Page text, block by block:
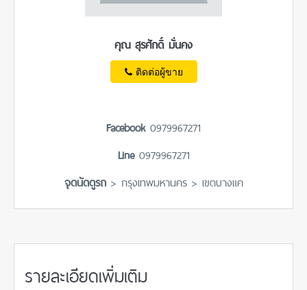
คุณ สุรศักดิ์ มั่นคง
ติดต่อผู้ขาย
Facebook0979967271
Line0979967271
จุดนัดดูรถ> กรุงเทพมหานคร > เขตบางแค
รายละเอียดเพิ่มเติม